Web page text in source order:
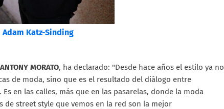
Adam Katz-Sinding
ANTONY MORATO, ha declarado: "Desde hace años el estilo ya no
de moda, sino que es el resultado del diálogo entre
en las calles, más que en las pasarelas, donde la moda
de street style que vemos en la red son la mejor